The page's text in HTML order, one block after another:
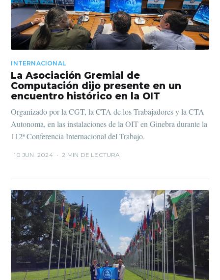
INTERNACIONAL
La Asociación Gremial de
Computación dijo presente en un
encuentro histórico en la OIT
Organizado por la CGT, la CTA de los Trabajadores y la CTA
Autonoma, en las instalaciones de la OIT en Ginebra durante la
112ª Conferencia Internacional del Trabajo.
10 JUN. 2024 • 2 MIN DE LECTURA